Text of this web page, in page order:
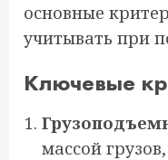
основные
учитывать при
Ключевые
массой